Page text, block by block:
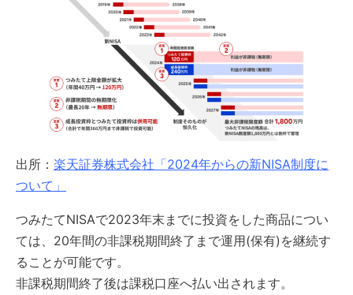
出所： 楽天証券株式会社「2024年からの新NISA制度に
ついて」
つみたてNISAで2023年末までに投資をした商品につい
ては、20年間の非課税期間終了まで運用(保有)を継続す
ることが可能です。
非課税期間終了後は課税口座へ払い出されます。